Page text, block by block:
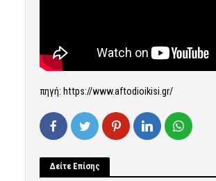
πηγή: https://www.aftodioikisi.gr/
Δείτε Επίσης